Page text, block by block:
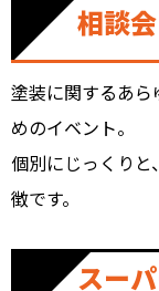
相談会
塗装に関するあ
めのイベント。
個別にじっくり
徴です。
スー